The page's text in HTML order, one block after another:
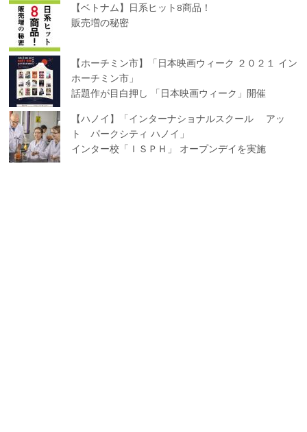
【ベトナム】日系ヒット8商品！
販売増の秘密
【ホーチミン市】「日本映画ウィーク ２０２１ イン
ホーチミン市」
話題作が目白押し 「日本映画ウィーク」開催
【ハノイ】「インターナショナルスクール アッ
ト パークシティ ハノイ」
インター校「ＩＳＰＨ」 オープンデイを実施